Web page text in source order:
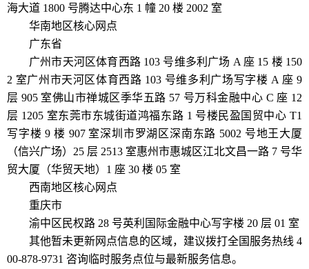
海大道 1800 号腾达中心东 1 幢 20 楼 2002 室
华南地区核心网点
广东省
广州市天河区体育西路 103 号维多利广场 A 座 15 楼 150
2 室广州市天河区体育西路 103 号维多利广场写字楼 A 座 9
层 905 室佛山市禅城区季华五路 57 号万科金融中心 C 座 12
层 1205 室东莞市东城街道鸿福东路 1 号楼民盈国贸中心 T1
写字楼 9 楼 907 室深圳市罗湖区深南东路 5002 号地王大厦
（信兴广场）25 层 2513 室惠州市惠城区江北文昌一路 7 号华
贸大厦（华贸天地）1 座 30 楼 05 室
西南地区核心网点
重庆市
渝中区民权路 28 号英利国际金融中心写字楼 20 层 01 室
其他暂未更新网点信息的区域，建议拨打全国服务热线 4
00-878-9731 咨询临时服务点位与最新服务信息。